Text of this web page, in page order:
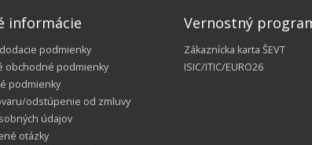
informácie
podmienky
obchodné podmienky
podmienky
odstúpenie od zmluvy
údajov
otázky
Vernostný
Zákaznícka karta ŠEVT
ISIC/ITIC/EURO26